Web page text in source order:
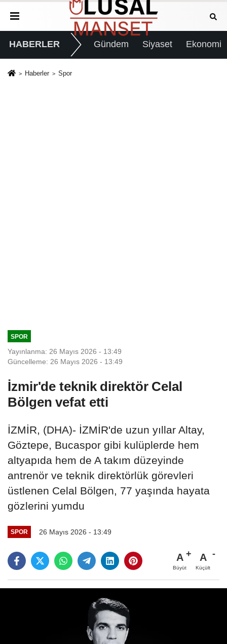
HABERLER Gündem Siyaset Ekonomi
Haberler Spor
SPOR
Yayınlanma: 26 Mayıs 2026 - 13:49
Güncelleme: 26 Mayıs 2026 - 13:49
İzmir'de teknik direktör Celal
Bölgen vefat etti
İZMİR, (DHA)- İZMİR'de uzun yıllar Altay,
Göztepe, Bucaspor gibi kulüplerde hem
altyapıda hem de A takım düzeyinde
antrenör ve teknik direktörlük görevleri
üstlenen Celal Bölgen, 77 yaşında hayata
gözlerini yumdu
SPOR 26 Mayıs 2026 - 13:49
A
Büyüt
A
Küçült